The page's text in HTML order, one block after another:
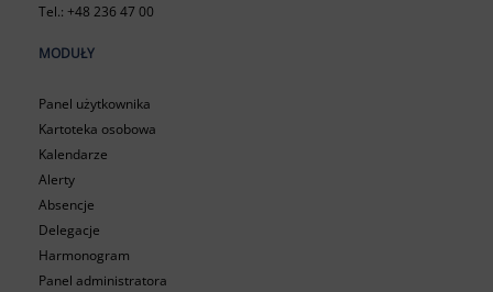
Tel.:+48 236 47 00
MODUŁY
Panel użytkownika
Kartoteka osobowa
Kalendarze
Alerty
Absencje
Delegacje
Harmonogram
Panel administratora